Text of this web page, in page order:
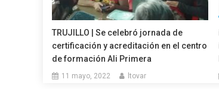
TRUJILLO | Se celebró jornada de
certificación y acreditación en el centro
de formación Ali Primera
11 mayo, 2022 ltovar